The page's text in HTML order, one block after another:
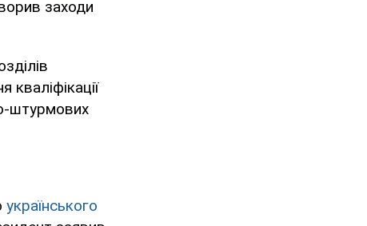
заходи
кваліфікації
штурмових
українського